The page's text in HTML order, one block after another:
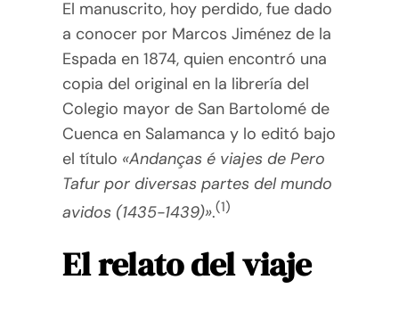
El manuscrito, hoy perdido, fue dado
a conocer por Marcos Jiménez de la
Espada en 1874, quien encontró una
copia del original en la librería del
Colegio mayor de San Bartolomé de
Cuenca en Salamanca y lo editó bajo
el título «Andanças é viajes de Pero
Tafur por diversas partes del mundo
avidos (1435-1439)».(1)
El relato del viaje